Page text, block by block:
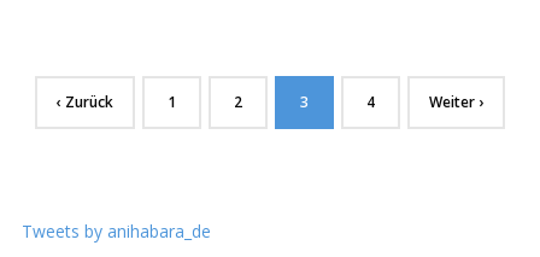
‹ Zurück 1 2 3 4 Weiter ›
Tweets by anihabara_de